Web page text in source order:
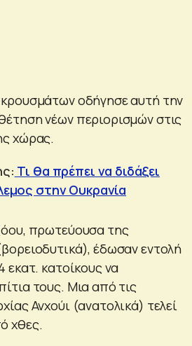
οδήγησε αυτή την
νέων περιορισμών στις
χώρας.
Τι θα πρέπει να διδάξει
στην Ουκρανία
πρωτεύουσα της
έδωσαν εντολή
εκατ. κατοίκους να
τους. Μια από τις
Ανχούι (ανατολικά) τελεί
χθες.